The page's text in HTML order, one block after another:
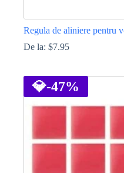
Regula de aliniere pentru
De la: $7.95
are
mai
multe
pot
💎-47%